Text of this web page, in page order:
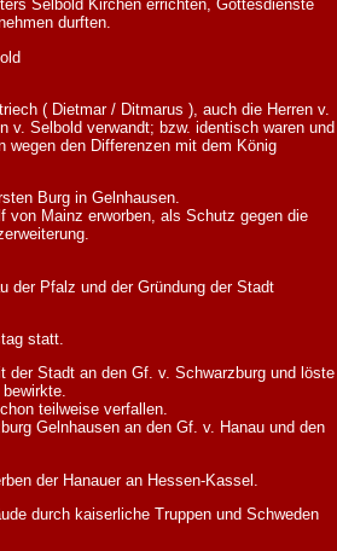
Selbold Kirchen errichten, Gottesdienste
durften.
( Dietmar / Ditmarus ), auch die Herren v.
v. Selbold verwandt; bzw. identisch waren und
wegen den Differenzen mit dem König
Burg in Gelnhausen.
von Mainz erworben, als Schutz gegen die
der Pfalz und der Gründung der Stadt
statt.
Stadt an den Gf. v. Schwarzburg und löste
teilweise verfallen.
Gelnhausen an den Gf. v. Hanau und den
der Hanauer an Hessen-Kassel.
durch kaiserliche Truppen und Schweden